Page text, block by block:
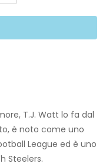
T.J. Watt lo fa dal
è noto come uno
League ed è uno
Steelers.